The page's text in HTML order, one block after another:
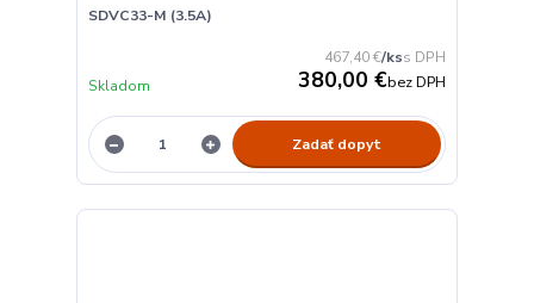
SDVC33-M (3.5A)
467,40 €/ks
380,00 €bez DPH
Skladom
Zadať dopyt